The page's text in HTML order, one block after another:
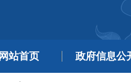
网站首页 政府信息公